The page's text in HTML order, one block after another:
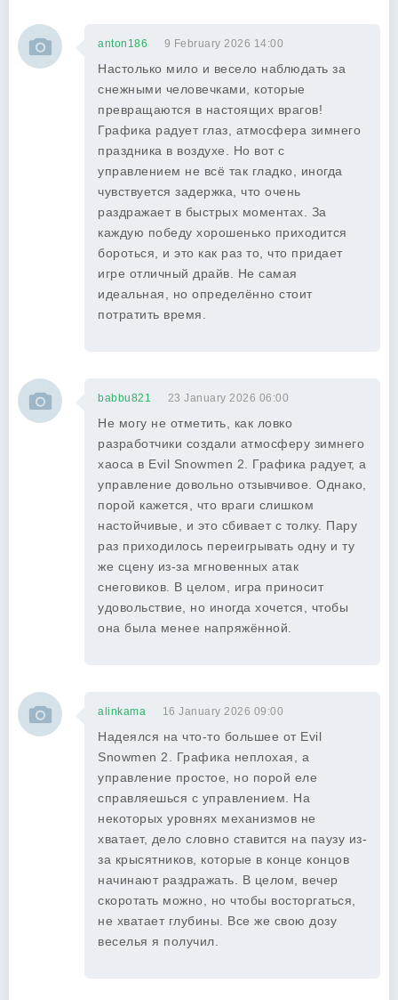
anton186 9 February 2026 14:00
Настолько мило и весело наблюдать за
снежными человечками, которые
превращаются в настоящих врагов!
Графика радует глаз, атмосфера зимнего
праздника в воздухе. Но вот с
управлением не всё так гладко, иногда
чувствуется задержка, что очень
раздражает в быстрых моментах. За
каждую победу хорошенько приходится
бороться, и это как раз то, что придает
игре отличный драйв. Не самая
идеальная, но определённо стоит
потратить время.
babbu821 23 January 2026 06:00
Не могу не отметить, как ловко
разработчики создали атмосферу зимнего
хаоса в Evil Snowmen 2. Графика радует, а
управление довольно отзывчивое. Однако,
порой кажется, что враги слишком
настойчивые, и это сбивает с толку. Пару
раз приходилось переигрывать одну и ту
же сцену из-за мгновенных атак
снеговиков. В целом, игра приносит
удовольствие, но иногда хочется, чтобы
она была менее напряжённой.
alinkama 16 January 2026 09:00
Надеялся на что-то большее от Evil
Snowmen 2. Графика неплохая, а
управление простое, но порой еле
справляешься с управлением. На
некоторых уровнях механизмов не
хватает, дело словно ставится на паузу из-
за крысятников, которые в конце концов
начинают раздражать. В целом, вечер
скоротать можно, но чтобы восторгаться,
не хватает глубины. Все же свою дозу
веселья я получил.